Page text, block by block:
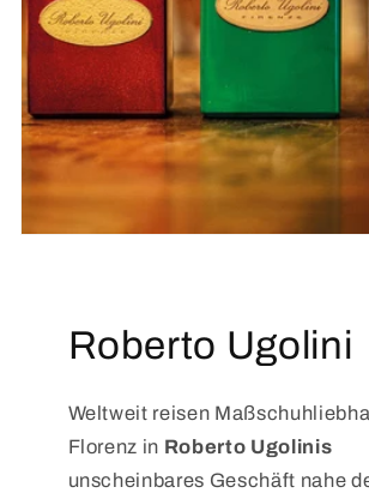
Roberto Ugolini
Weltweit reisen
Florenz in Roberto Ugolinis
unscheinbares Geschäft nahe